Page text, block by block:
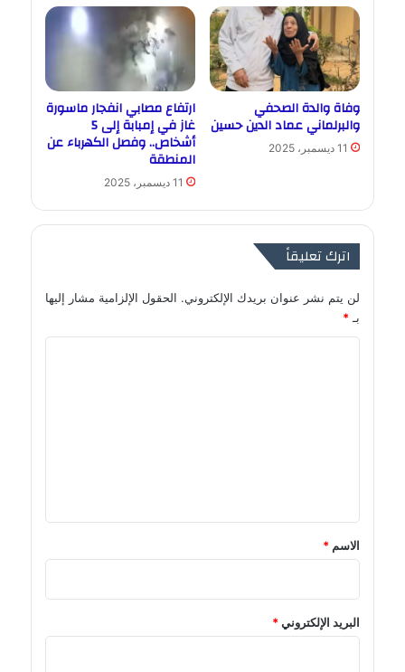
وفاة والدة الصحفي
والبرلماني عماد الدين حسين
11 ديسمبر، 2025
ارتفاع مصابي انفجار ماسورة
غاز في إمبابة إلى 5
أشخاص.. وفصل الكهرباء عن
المنطقة
11 ديسمبر، 2025
اترك تعليقاً
لن يتم نشر عنوان بريدك الإلكتروني. الحقول الإلزامية مشار إليها
بـ *
*
الاسم *
البريد الإلكتروني*